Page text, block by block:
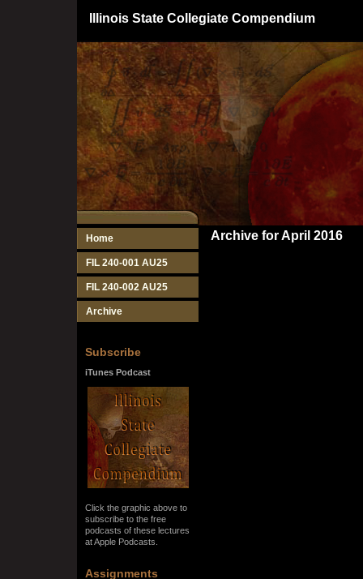
Illinois State Collegiate Compendium
Home
FIL 240-001 AU25
FIL 240-002 AU25
Archive
Subscribe
iTunes Podcast
Click the graphic above to
subscribe to the free
podcasts of these lectures
at Apple Podcasts.
Assignments
Archive for April 2016